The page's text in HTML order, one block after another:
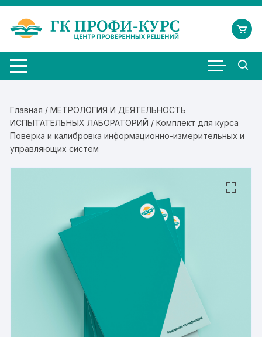
Перейти
содержимому
Главная /МЕТРОЛОГИЯ И ДЕЯТЕЛЬНОСТЬ
ИСПЫТАТЕЛЬНЫХ ЛАБОРАТОРИЙ / Комплект для курса
Поверка и калибровка информационно-измерительных и
управляющих систем